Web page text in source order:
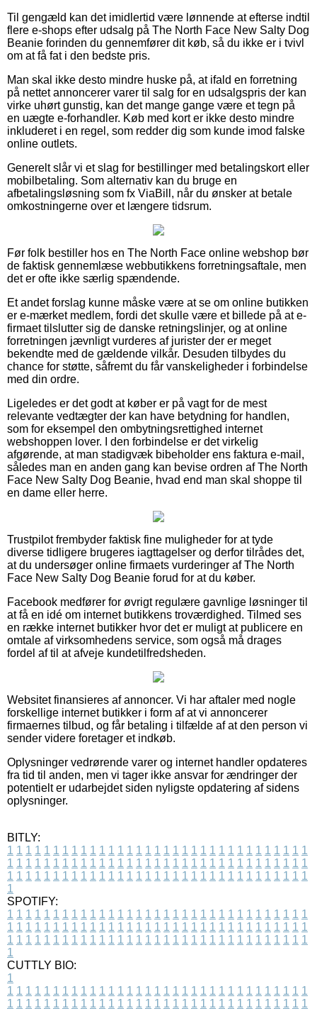
Til gengæld kan det imidlertid være lønnende at efterse indtil
flere e-shops efter udsalg på The North Face New Salty Dog
Beanie forinden du gennemfører dit køb, så du ikke er i tvivl
om at få fat i den bedste pris.
Man skal ikke desto mindre huske på, at ifald en forretning
på nettet annoncerer varer til salg for en udsalgspris der kan
virke uhørt gunstig, kan det mange gange være et tegn på
en uægte e-forhandler. Køb med kort er ikke desto mindre
inkluderet i en regel, som redder dig som kunde imod falske
online outlets.
Generelt slår vi et slag for bestillinger med betalingskort eller
mobilbetaling. Som alternativ kan du bruge en
afbetalingsløsning som fx ViaBill, når du ønsker at betale
omkostningerne over et længere tidsrum.
Før folk bestiller hos en The North Face online webshop bør
de faktisk gennemlæse webbutikkens forretningsaftale, men
det er ofte ikke særlig spændende.
Et andet forslag kunne måske være at se om online butikken
er e-mærket medlem, fordi det skulle være et billede på at e-
firmaet tilslutter sig de danske retningslinjer, og at online
forretningen jævnligt vurderes af jurister der er meget
bekendte med de gældende vilkår. Desuden tilbydes du
chance for støtte, såfremt du får vanskeligheder i forbindelse
med din ordre.
Ligeledes er det godt at køber er på vagt for de mest
relevante vedtægter der kan have betydning for handlen,
som for eksempel den ombytningsrettighed internet
webshoppen lover. I den forbindelse er det virkelig
afgørende, at man stadigvæk bibeholder ens faktura e-mail,
således man en anden gang kan bevise ordren af The North
Face New Salty Dog Beanie, hvad end man skal shoppe til
en dame eller herre.
Trustpilot frembyder faktisk fine muligheder for at tyde
diverse tidligere brugeres iagttagelser og derfor tilrådes det,
at du undersøger online firmaets vurderinger af The North
Face New Salty Dog Beanie forud for at du køber.
Facebook medfører for øvrigt regulære gavnlige løsninger til
at få en idé om internet butikkens troværdighed. Tilmed ses
en række internet butikker hvor det er muligt at publicere en
omtale af virksomhedens service, som også må drages
fordel af til at afveje kundetilfredsheden.
Websitet finansieres af annoncer. Vi har aftaler med nogle
forskellige internet butikker i form af at vi annoncerer
firmaernes tilbud, og får betaling i tilfælde af at den person vi
sender videre foretager et indkøb.
Oplysninger vedrørende varer og internet handler opdateres
fra tid til anden, men vi tager ikke ansvar for ændringer der
potentielt er udarbejdet siden nyligste opdatering af sidens
oplysninger.
BITLY:
1 1 1 1 1 1 1 1 1 1 1 1 1 1 1 1 1 1 1 1 1 1 1 1 1 1 1 1 1 1 1 1 1
1 1 1 1 1 1 1 1 1 1 1 1 1 1 1 1 1 1 1 1 1 1 1 1 1 1 1 1 1 1 1 1 1
1 1 1 1 1 1 1 1 1 1 1 1 1 1 1 1 1 1 1 1 1 1 1 1 1 1 1 1 1 1 1 1 1
1
SPOTIFY:
1 1 1 1 1 1 1 1 1 1 1 1 1 1 1 1 1 1 1 1 1 1 1 1 1 1 1 1 1 1 1 1 1
1 1 1 1 1 1 1 1 1 1 1 1 1 1 1 1 1 1 1 1 1 1 1 1 1 1 1 1 1 1 1 1 1
1 1 1 1 1 1 1 1 1 1 1 1 1 1 1 1 1 1 1 1 1 1 1 1 1 1 1 1 1 1 1 1 1
1
CUTTLY BIO:
1
1 1 1 1 1 1 1 1 1 1 1 1 1 1 1 1 1 1 1 1 1 1 1 1 1 1 1 1 1 1 1 1 1
1 1 1 1 1 1 1 1 1 1 1 1 1 1 1 1 1 1 1 1 1 1 1 1 1 1 1 1 1 1 1 1 1